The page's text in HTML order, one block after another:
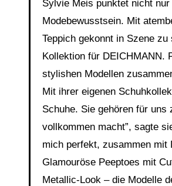
Sylvie Meis punktet nicht
Modebewusstsein. Mit
Teppich gekonnt in Szene
Kollektion für DEICHMANN.
stylishen Modellen
Mit ihrer eigenen
Schuhe. Sie gehören für
vollkommen macht”, sagte
mich perfekt, zusammen mit
Glamouröse Peeptoes mit
Metallic-Look – die Modelle